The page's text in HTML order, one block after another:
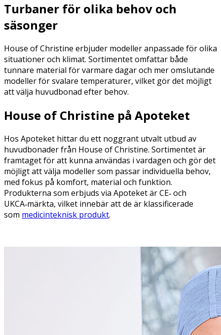
Turbaner för olika behov och
säsonger
House of Christine erbjuder modeller anpassade för olika
situationer och klimat. Sortimentet omfattar både
tunnare material för varmare dagar och mer omslutande
modeller för svalare temperaturer, vilket gör det möjligt
att välja huvudbonad efter behov.
House of Christine på Apoteket
Hos Apoteket hittar du ett noggrant utvalt utbud av
huvudbonader från House of Christine. Sortimentet är
framtaget för att kunna användas i vardagen och gör det
möjligt att välja modeller som passar individuella behov,
med fokus på komfort, material och funktion.
Produkterna som erbjuds via Apoteket är CE‑ och
UKCA‑märkta, vilket innebär att de är klassificerade
som medicinteknisk produkt.